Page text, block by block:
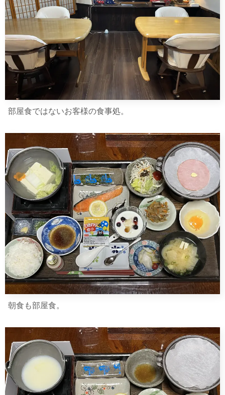
部屋食ではないお客様の食事処。
朝食も部屋食。